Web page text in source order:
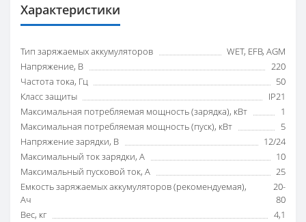
Характеристики
Тип заряжаемых аккумуляторов
WET, EFB, AGM
Напряжение, В
220
Частота тока, Гц
50
Класс защиты
IP21
Максимальная потребляемая мощность (зарядка), кВт
1
Максимальная потребляемая мощность (пуск), кВт
5
Напряжение зарядки, В
12/24
Максимальный ток зарядки, А
10
Максимальный пусковой ток, А
25
Емкость заряжаемых аккумуляторов (рекомендуемая),
Ач
20-
80
Вес, кг
4,1